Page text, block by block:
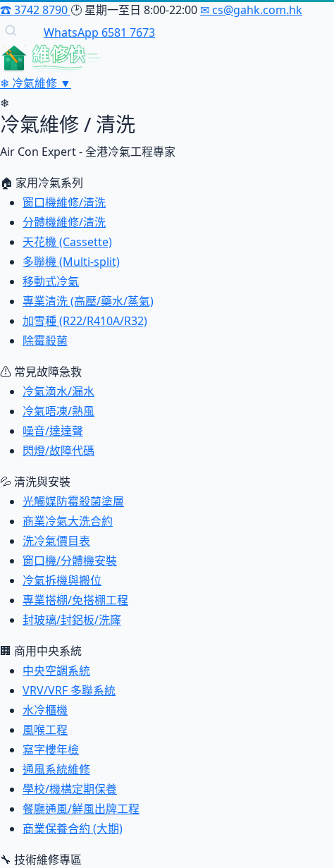
☎3742 8790 🕑 星期一至日 8:00-22:00 ✉cs@gahk.com.hk
WhatsApp 6581 7673
維修快
❄ 冷氣維修 ▼
❄
冷氣維修 / 清洗
Air Con Expert - 全港冷氣工程專家
🏠 家用冷氣系列
窗口機維修/清洗
分體機維修/清洗
天花機 (Cassette)
多聯機 (Multi-split)
移動式冷氣
專業清洗 (高壓/藥水/蒸氣)
加雪種 (R22/R410A/R32)
除霉殺菌
⚠ 常見故障急救
冷氣滴水/漏水
冷氣唔凍/熱風
噪音/達達聲
閃燈/故障代碼
💦 清洗與安裝
光觸媒防霉殺菌塗層
商業冷氣大洗合約
洗冷氣價目表
窗口機/分體機安裝
冷氣拆機與搬位
專業搭棚/免搭棚工程
封玻璃/封鋁板/洗窿
🏢 商用中央系統
中央空調系統
VRV/VRF 多聯系統
水冷櫃機
風喉工程
寫字樓年檢
通風系統維修
學校/機構定期保養
餐廳通風/鮮風出牌工程
商業保養合約 (大期)
🔧 技術維修專區